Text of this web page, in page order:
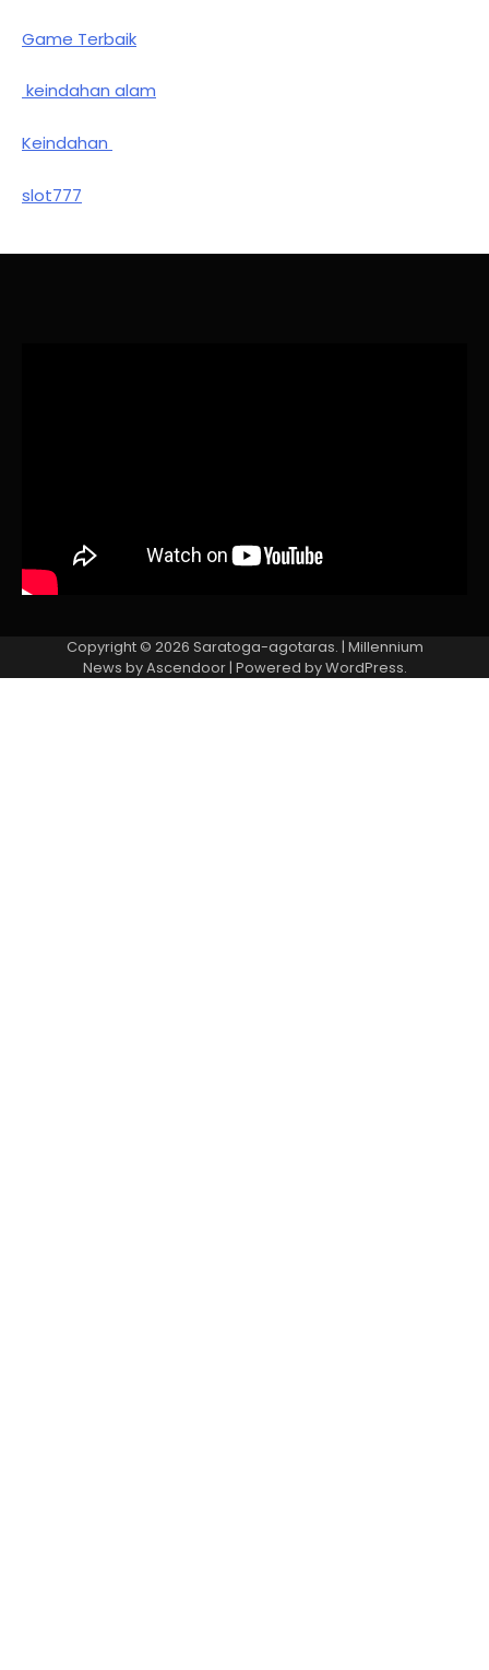
Game Terbaik
keindahan alam
Keindahan
slot777
Copyright © 2026 Saratoga-agotaras. | Millennium
News byAscendoor| Powered byWordPress.